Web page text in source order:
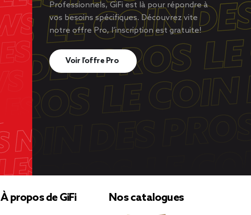
Professionnels, GiFi est là pour répondre à
vos besoins spécifiques. Découvrez vite
notre offre Pro, l’inscription est gratuite!
Voir l’offre Pro
À propos de GiFi Nos catalogues